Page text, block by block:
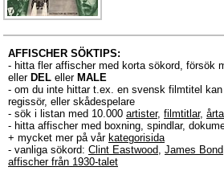
AFFISCHER SÖKTIPS:
- hitta fler affischer med korta sökord, försök
eller DEL eller MALE
- om du inte hittar t.ex. en svensk filmtitel
regissör, eller skådespelare
- sök i listan med 10.000 artister, filmtitlar, årtal
- hitta affischer med boxning, spindlar,
+ mycket mer på vår kategorisida
- vanliga sökord: Clint Eastwood, James Bond
affischer från 1930-talet